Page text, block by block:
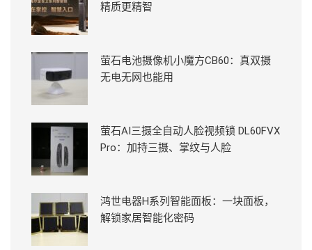
精质更精智
萤石电池摄像机小魔方CB60：真双摄
无电无网也能用
萤石AI三摄全自动人脸视频锁 DL60FVX
Pro：加持三摄、掌纹与人脸
鸿世电器H系列智能面板：一块面板，
解锁家居智能化密码